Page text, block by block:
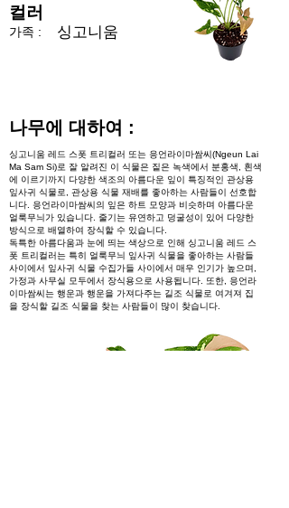
컬러
가족 : 싱고니움
나무에 대하여 :
싱고니움 레드 스폿 트리컬러 또는 응언라이마쌈씨(Ngeun Lai
Ma Sam Si)로 잘 알려진 이 식물은 짙은 녹색에서 분홍색, 흰색
에 이르기까지 다양한 색조의 아름다운 잎이 특징적인 관상용
잎사귀 식물로, 관상용 식물 재배를 좋아하는 사람들이 선호합
니다. 응언라이마쌈씨의 잎은 하트 모양과 비슷하며 아름다운
얼룩무늬가 있습니다. 줄기는 유연하고 덩굴성이 있어 다양한
방식으로 배열하여 장식할 수 있습니다.
독특한 아름다움과 눈에 띄는 색상으로 인해 싱고니움 레드 스
폿 트리컬러는 특히 얼룩무늬 잎사귀 식물을 좋아하는 사람들
사이에서 잎사귀 식물 수집가들 사이에서 매우 인기가 높으며,
가정과 사무실 모두에서 장식용으로 사용됩니다. 또한, 응언라
이마쌈씨는 행운과 행운을 가져다주는 길조 식물로 여겨져 집
을 장식할 길조 식물을 찾는 사람들이 많이 찾습니다.